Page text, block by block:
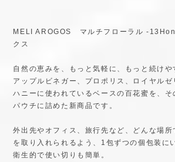
MELI AROGOS マルチフローラル -
クス
自然の恵みを、もっと気軽に、もっと続けや
アップルビネガー、プロポリス、ロイヤルゼ
ハニーに使われているベースの百花蜜を、
パウチに詰めた新商品です。
外出先やオフィス、旅行先など、どんな場所
を取り入れられるよう、1包ずつの個包装に
衛生的で使い切りも簡単。